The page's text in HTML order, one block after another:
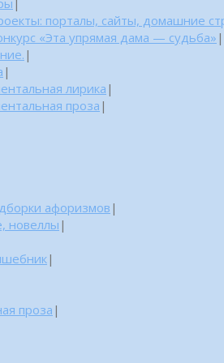
порталы, сайты, домашние
«Эта упрямая дама — судьба» |
|
|
лирика|
проза |
афоризмов |
новеллы |
|
проза |